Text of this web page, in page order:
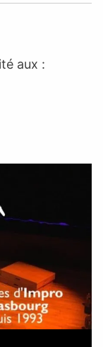
aux :